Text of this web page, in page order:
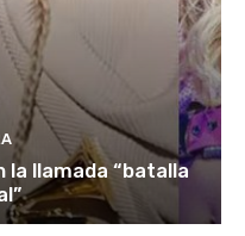
la llamada “batalla